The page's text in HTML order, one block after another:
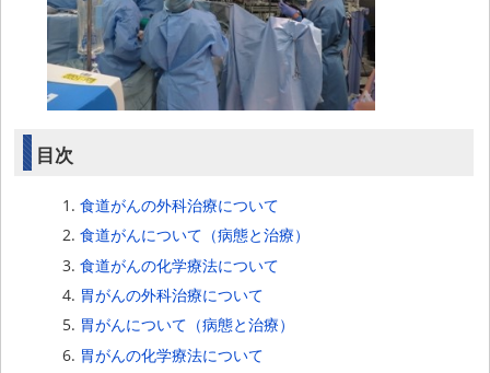
目次
食道がんの外科治療について
食道がんについて（病態と治療）
食道がんの化学療法について
胃がんの外科治療について
胃がんについて（病態と治療）
胃がんの化学療法について